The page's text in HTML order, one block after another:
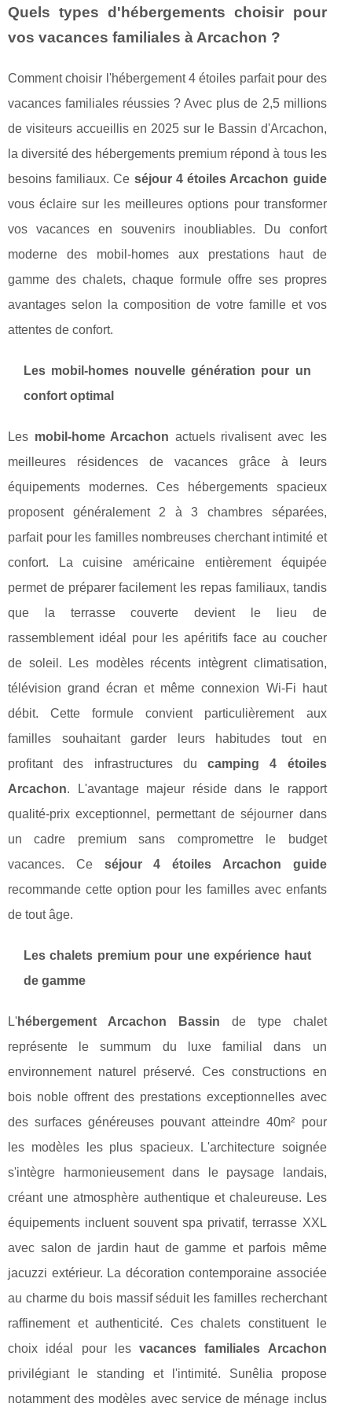
Quels types d'hébergements choisir pour
vos vacances familiales à Arcachon ?
Comment choisir l'hébergement 4 étoiles parfait pour des
vacances familiales réussies ? Avec plus de 2,5 millions
de visiteurs accueillis en 2025 sur le Bassin d'Arcachon,
la diversité des hébergements premium répond à tous les
besoins familiaux. Ce séjour 4 étoiles Arcachon guide
vous éclaire sur les meilleures options pour transformer
vos vacances en souvenirs inoubliables. Du confort
moderne des mobil-homes aux prestations haut de
gamme des chalets, chaque formule offre ses propres
avantages selon la composition de votre famille et vos
attentes de confort.
Les mobil-homes nouvelle génération pour un
confort optimal
Les mobil-home Arcachon actuels rivalisent avec les
meilleures résidences de vacances grâce à leurs
équipements modernes. Ces hébergements spacieux
proposent généralement 2 à 3 chambres séparées,
parfait pour les familles nombreuses cherchant intimité et
confort. La cuisine américaine entièrement équipée
permet de préparer facilement les repas familiaux, tandis
que la terrasse couverte devient le lieu de
rassemblement idéal pour les apéritifs face au coucher
de soleil. Les modèles récents intègrent climatisation,
télévision grand écran et même connexion Wi-Fi haut
débit. Cette formule convient particulièrement aux
familles souhaitant garder leurs habitudes tout en
profitant des infrastructures ducamping 4 étoiles
Arcachon. L'avantage majeur réside dans le rapport
qualité-prix exceptionnel, permettant de séjourner dans
un cadre premium sans compromettre le budget
vacances. Ce séjour 4 étoiles Arcachon guide
recommande cette option pour les familles avec enfants
de tout âge.
Les chalets premium pour une expérience haut
de gamme
L'hébergement Arcachon Bassin de type chalet
représente le summum du luxe familial dans un
environnement naturel préservé. Ces constructions en
bois noble offrent des prestations exceptionnelles avec
des surfaces généreuses pouvant atteindre 40m² pour
les modèles les plus spacieux. L'architecture soignée
s'intègre harmonieusement dans le paysage landais,
créant une atmosphère authentique et chaleureuse. Les
équipements incluent souvent spa privatif, terrasse XXL
avec salon de jardin haut de gamme et parfois même
jacuzzi extérieur. La décoration contemporaine associée
au charme du bois massif séduit les familles recherchant
raffinement et authenticité. Ces chalets constituent le
choix idéal pour lesvacances familiales Arcachon
privilégiant le standing et l'intimité. Sunêlia propose
notamment des modèles avec service de ménage inclus